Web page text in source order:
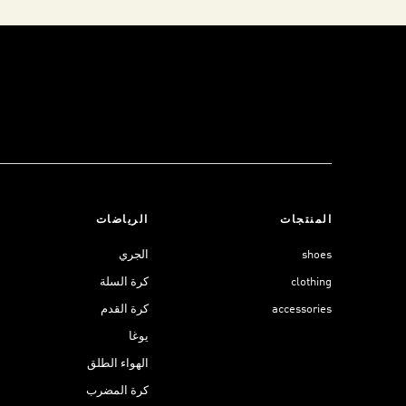
المنتجات
shoes
clothing
accessories
الرياضات
الجري
كرة السلة
كرة القدم
يوغا
الهواء الطلق
كرة المضرب